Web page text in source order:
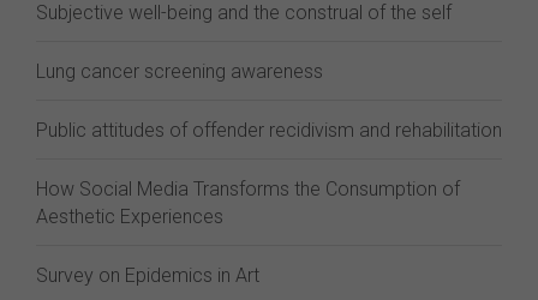
Subjective well-being and the construal of the self
Lung cancer screening awareness
Public attitudes of offender recidivism and rehabilitation
How Social Media Transforms the Consumption of
Aesthetic Experiences
Survey on Epidemics in Art